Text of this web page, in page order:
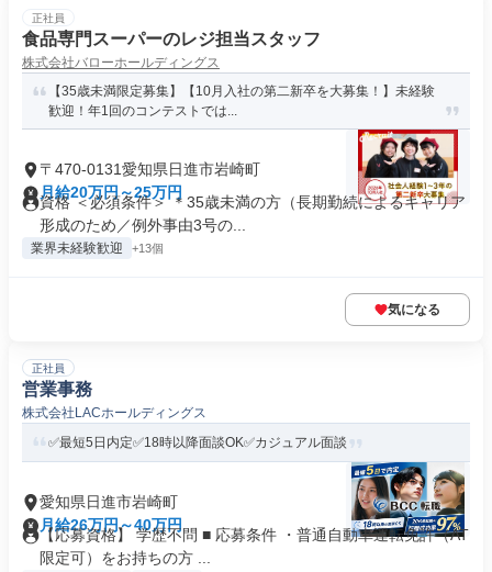
正社員
食品専門スーパーのレジ担当スタッフ
株式会社バローホールディングス
【35歳未満限定募集】【10月入社の第二新卒を大募集！】未経験
歓迎！年1回のコンテストでは...
〒470-0131愛知県日進市岩崎町
月給20万円～25万円
資格 ＜必須条件＞ ＊35歳未満の方（長期勤続によるキャリア
形成のため／例外事由3号の...
業界未経験歓迎 +13個
気になる
正社員
営業事務
株式会社LACホールディングス
✅最短5日内定✅18時以降面談OK✅カジュアル面談
愛知県日進市岩崎町
月給26万円～40万円
【応募資格】 学歴不問 ■ 応募条件 ・普通自動車運転免許（AT
限定可）をお持ちの方 ...